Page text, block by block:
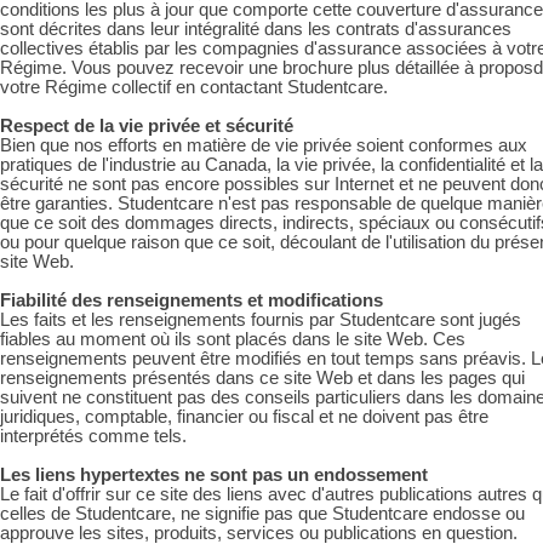
conditions les plus à jour que comporte cette couverture d'assurance
sont décrites dans leur intégralité dans les contrats d'assurances
collectives établis par les compagnies d'assurance associées à
Régime. Vous pouvez recevoir une brochure plus détaillée à propos
votre Régime collectif en contactant Studentcare.
Respect de la vie privée et sécurité
Bien que nos efforts en matière de vie privée soient conformes aux
pratiques de l'industrie au Canada, la vie privée, la confidentialité et la
sécurité ne sont pas encore possibles sur Internet et ne peuvent
être garanties. Studentcare n'est pas responsable de quelque
que ce soit des dommages directs, indirects, spéciaux ou
ou pour quelque raison que ce soit, découlant de l'utilisation du
site Web.
Fiabilité des renseignements et modifications
Les faits et les renseignements fournis par Studentcare sont jugés
fiables au moment où ils sont placés dans le site Web. Ces
renseignements peuvent être modifiés en tout temps sans préavis.
renseignements présentés dans ce site Web et dans les pages qui
suivent ne constituent pas des conseils particuliers dans les
juridiques, comptable, financier ou fiscal et ne doivent pas être
interprétés comme tels.
Les liens hypertextes ne sont pas un endossement
Le fait d'offrir sur ce site des liens avec d'autres publications autres
celles de Studentcare, ne signifie pas que Studentcare endosse ou
approuve les sites, produits, services ou publications en question.